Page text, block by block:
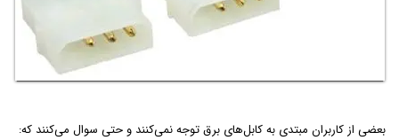
بعضی از کاربران مبتدی به کابل‌های برق توجه نمی‌کنند و حتی سوال می‌کنند که: